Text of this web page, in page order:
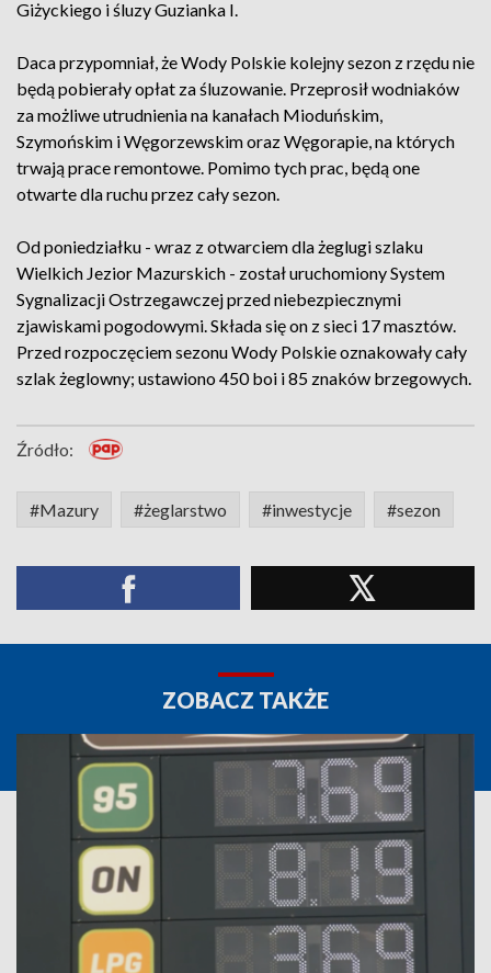
Giżyckiego i śluzy Guzianka I.
Daca przypomniał, że Wody Polskie kolejny sezon z rzędu nie
będą pobierały opłat za śluzowanie. Przeprosił wodniaków
za możliwe utrudnienia na kanałach Mioduńskim,
Szymońskim i Węgorzewskim oraz Węgorapie, na których
trwają prace remontowe. Pomimo tych prac, będą one
otwarte dla ruchu przez cały sezon.
Od poniedziałku - wraz z otwarciem dla żeglugi szlaku
Wielkich Jezior Mazurskich - został uruchomiony System
Sygnalizacji Ostrzegawczej przed niebezpiecznymi
zjawiskami pogodowymi. Składa się on z sieci 17 masztów.
Przed rozpoczęciem sezonu Wody Polskie oznakowały cały
szlak żeglowny; ustawiono 450 boi i 85 znaków brzegowych.
Źródło:
#Mazury #żeglarstwo #inwestycje #sezon
ZOBACZ TAKŻE